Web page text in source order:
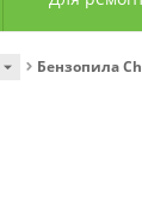
Бензопила